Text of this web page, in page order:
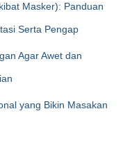
Masker): Panduan
Serta Pengap
Agar Awet dan
yang Bikin Masakan